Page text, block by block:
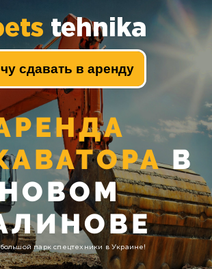
tehnika
сдавать в аренду
В
парк спецтехники в Украине!